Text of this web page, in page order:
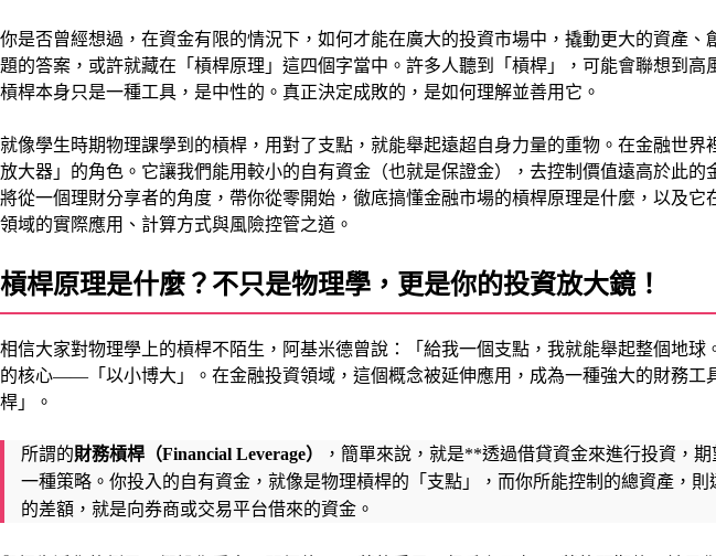
你是否曾經想過，在資金有限的情況下，如何才能在廣大的投資市場中，撬動更大的資產、
題的答案，或許就藏在「槓桿原理」這四個字當中。許多人聽到「槓桿」，可能會聯想到高
槓桿本身只是一種工具，是中性的。真正決定成敗的，是如何理解並善用它。
就像學生時期物理課學到的槓桿，用對了支點，就能舉起遠超自身力量的重物。在金融世界
放大器」的角色。它讓我們能用較小的自有資金（也就是保證金），去控制價值遠高於此的
將從一個理財分享者的角度，帶你從零開始，徹底搞懂金融市場的槓桿原理是什麼，以及它
領域的實際應用、計算方式與風險控管之道。
槓桿原理是什麼？不只是物理學，更是你的投資放大鏡！
相信大家對物理學上的槓桿不陌生，阿基米德曾說：「給我一個支點，我就能舉起整個地球
的核心——「以小博大」。在金融投資領域，這個概念被延伸應用，成為一種強大的財務工
桿」。
所謂的財務槓桿（Financial Leverage）
，簡單來說，就是**透過借貸資金來進行投資，
一種策略。你投入的自有資金，就像是物理槓桿的「支點」，而你所能控制的總資產，則
的差額，就是向券商或交易平台借來的資金。